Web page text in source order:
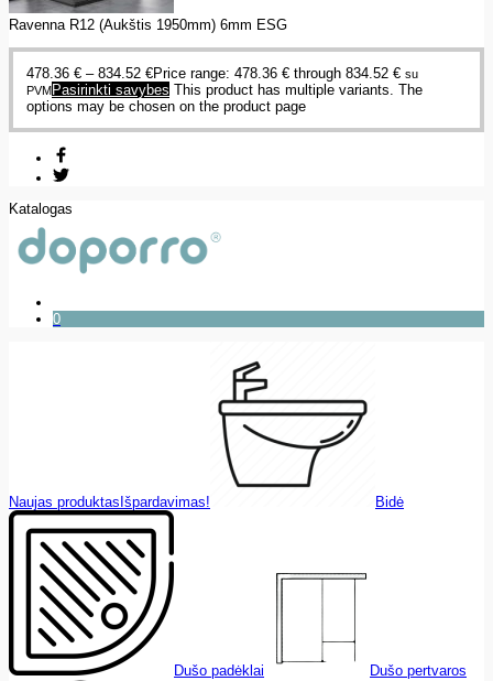
Ravenna R12 (Aukštis 1950mm) 6mm ESG
478.36 € – 834.52 €Price range: 478.36 € through 834.52 € su
PVM Pasirinkti savybes This product has multiple variants. The
options may be chosen on the product page
Katalogas
0
Naujas produktas Išpardavimas! Bidė
Dušo padėklai Dušo pertvaros